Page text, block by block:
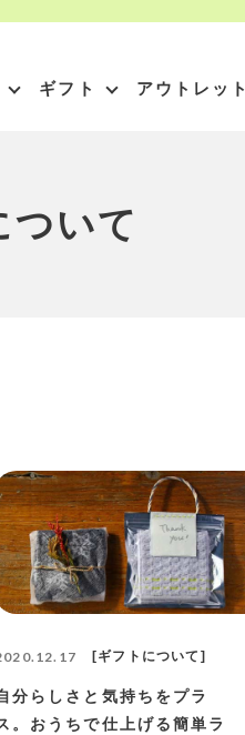
ギフト アウトレット
ついて
ギフトについて
分らしさと気持ちをプラ
。おうちで仕上げる簡単ラ